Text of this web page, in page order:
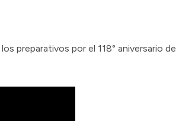
preparativos por el 118° aniversario